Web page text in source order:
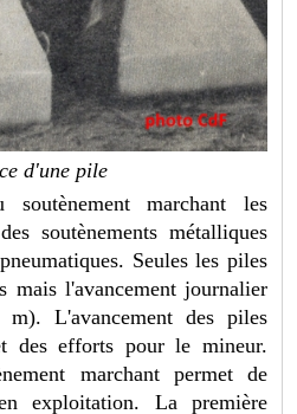
d'une pile
marchant les
soutènements métalliques
Seules les piles
mais l'avancement journalier
L'avancement des piles
des efforts pour le mineur.
marchant permet de
exploitation. La première